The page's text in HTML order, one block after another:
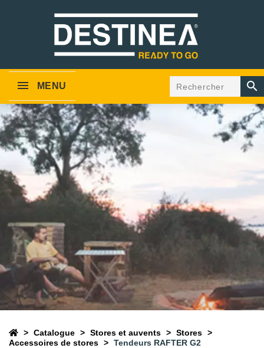
MENU 
Catalogue Stores et auvents
Stores
Accessoires de stores
Tendeurs RAFTER G2